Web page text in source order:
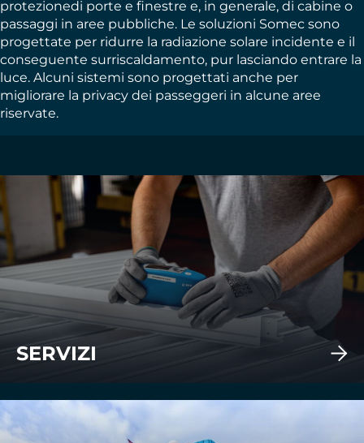
protezionedi porte e finestre e, in generale, di cabine o
passaggi in aree pubbliche. Le soluzioni Somec sono
progettate per ridurre la radiazione solare incidente e il
conseguente surriscaldamento, pur lasciando entrare la
luce. Alcuni sistemi sono progettati anche per
migliorare la privacy dei passeggeri in alcune aree
riservate.
SERVIZI